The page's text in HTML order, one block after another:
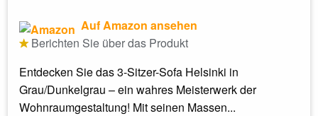
Auf Amazon ansehen
Berichten Sie über das Produkt
Entdecken Sie das 3-Sitzer-Sofa Helsinki in
Grau/Dunkelgrau – ein wahres Meisterwerk der
Wohnraumgestaltung! Mit seinen Massen...